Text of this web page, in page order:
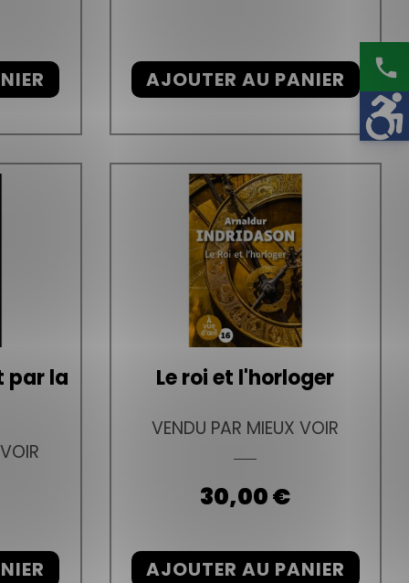
AJOUTER AU PANIER
par la
Le roi et l'horloger
VENDU PAR MIEUX VOIR
Prix
30,00 €
AJOUTER AU PANIER
phone